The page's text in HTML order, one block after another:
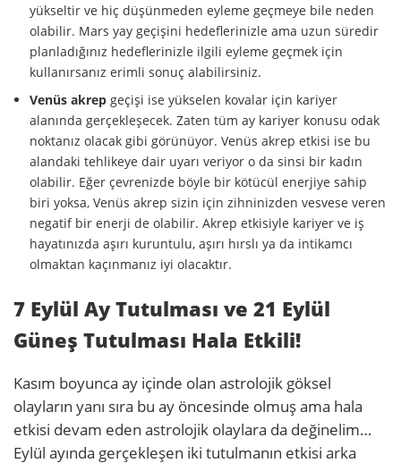
yükseltir ve hiç düşünmeden eyleme geçmeye bile neden
olabilir. Mars yay geçişini hedeflerinizle ama uzun süredir
planladığınız hedeflerinizle ilgili eyleme geçmek için
kullanırsanız erimli sonuç alabilirsiniz.
Venüs akrep geçişi ise yükselen kovalar için kariyer
alanında gerçekleşecek. Zaten tüm ay kariyer konusu odak
noktanız olacak gibi görünüyor. Venüs akrep etkisi ise bu
alandaki tehlikeye dair uyarı veriyor o da sinsi bir kadın
olabilir. Eğer çevrenizde böyle bir kötücül enerjiye sahip
biri yoksa, Venüs akrep sizin için zihninizden vesvese veren
negatif bir enerji de olabilir. Akrep etkisiyle kariyer ve iş
hayatınızda aşırı kuruntulu, aşırı hırslı ya da intikamcı
olmaktan kaçınmanız iyi olacaktır.
7 Eylül Ay Tutulması ve 21 Eylül
Güneş Tutulması Hala Etkili!
Kasım boyunca ay içinde olan astrolojik göksel
olayların yanı sıra bu ay öncesinde olmuş ama hala
etkisi devam eden astrolojik olaylara da değinelim…
Eylül ayında gerçekleşen iki tutulmanın etkisi arka